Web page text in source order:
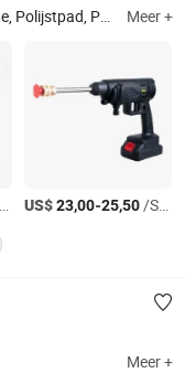
Autopoetsmachine, Orbitalenschuurmachine, Polijstpad, Polijstmiddel Meer +
US$23,00-25,50/Stuk
Meer +